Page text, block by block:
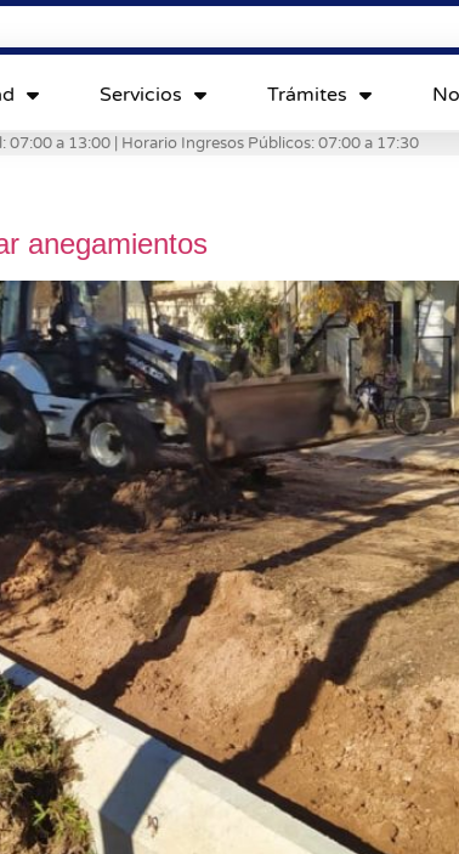
Servicios Trámites
07:00 a 13:00 | Horario Ingresos Públicos: 07:00 a 17:30
anegamientos